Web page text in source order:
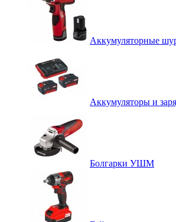
Аккумуляторные
Аккумуляторы и
Болгарки УШМ